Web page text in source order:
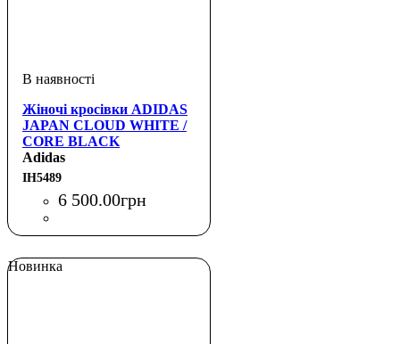
Жіночі кросівки ADIDAS
JAPAN CLOUD WHITE /
CORE BLACK
Adidas
IH5489
6 500.00грн
Новинка